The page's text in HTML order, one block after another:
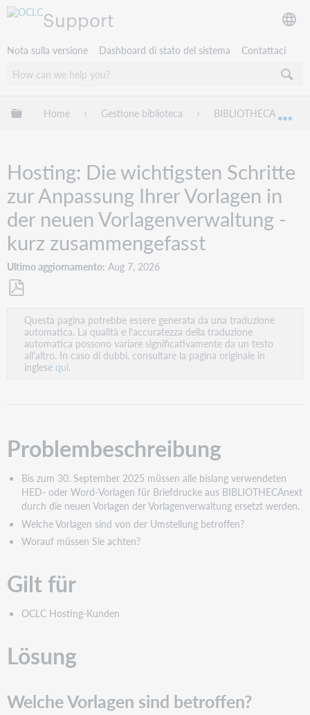
Support
Nota sulla versione Dashboard di stato del sistema Contattaci
Espandi/comprimi la gerarchia globale
Home Gestione biblioteca BIBLIOTHECA
Hosting: Die wichtigsten Schritte
zur Anpassung Ihrer Vorlagen in
der neuen Vorlagenverwaltung -
kurz zusammengefasst
Ultimo aggiornamento Aug 7, 2026
come
PDF
Questa pagina potrebbe essere generata da una traduzione
automatica. La qualità e l'accuratezza della traduzione
automatica possono variare significativamente da un testo
all'altro. In caso di dubbi, consultare la pagina originale in
inglesequi.
Problembeschreibung
Bis zum 30. September 2025 müssen alle bislang verwendeten
HED- oder Word-Vorlagen für Briefdrucke aus BIBLIOTHECAnext
durch die neuen Vorlagen der Vorlagenverwaltung ersetzt werden.
Welche Vorlagen sind von der Umstellung betroffen?
Worauf müssen Sie achten?
Gilt für
OCLC Hosting-Kunden
Lösung
Welche Vorlagen sind betroffen?